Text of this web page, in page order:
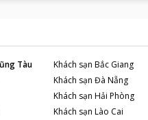
Tàu Khách sạn Bắc Giang
Khách sạn Đà Nẵng
Khách sạn Hải Phòng
Khách sạn Lào Cai